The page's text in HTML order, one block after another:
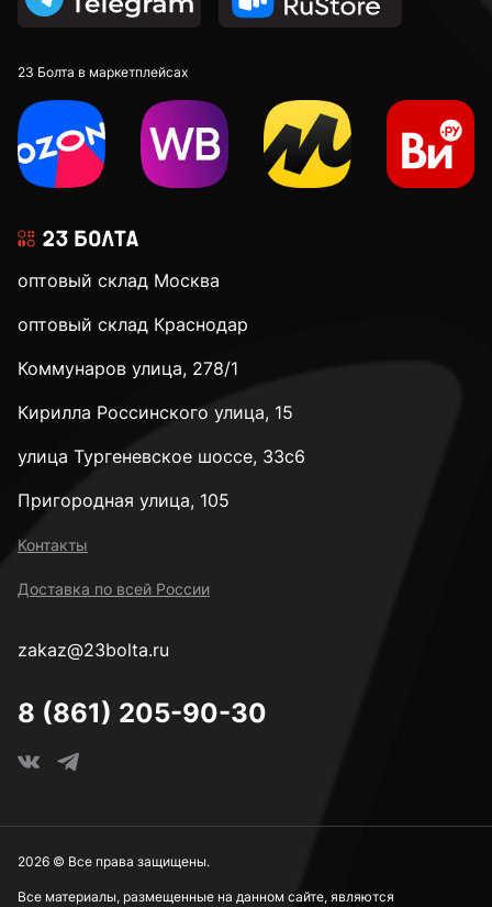
23 Болта в маркетплейсах
оптовый склад Москва
оптовый склад Краснодар
Коммунаров улица, 278/1
Кирилла Россинского улица, 15
улица Тургеневское шоссе, 33с6
Пригородная улица, 105
Контакты
Доставка по всей России
zakaz@23bolta.ru
8 (861) 205-90-30
Все материалы, размещенные на данном сайте, являются
2026 © Все права защищены.